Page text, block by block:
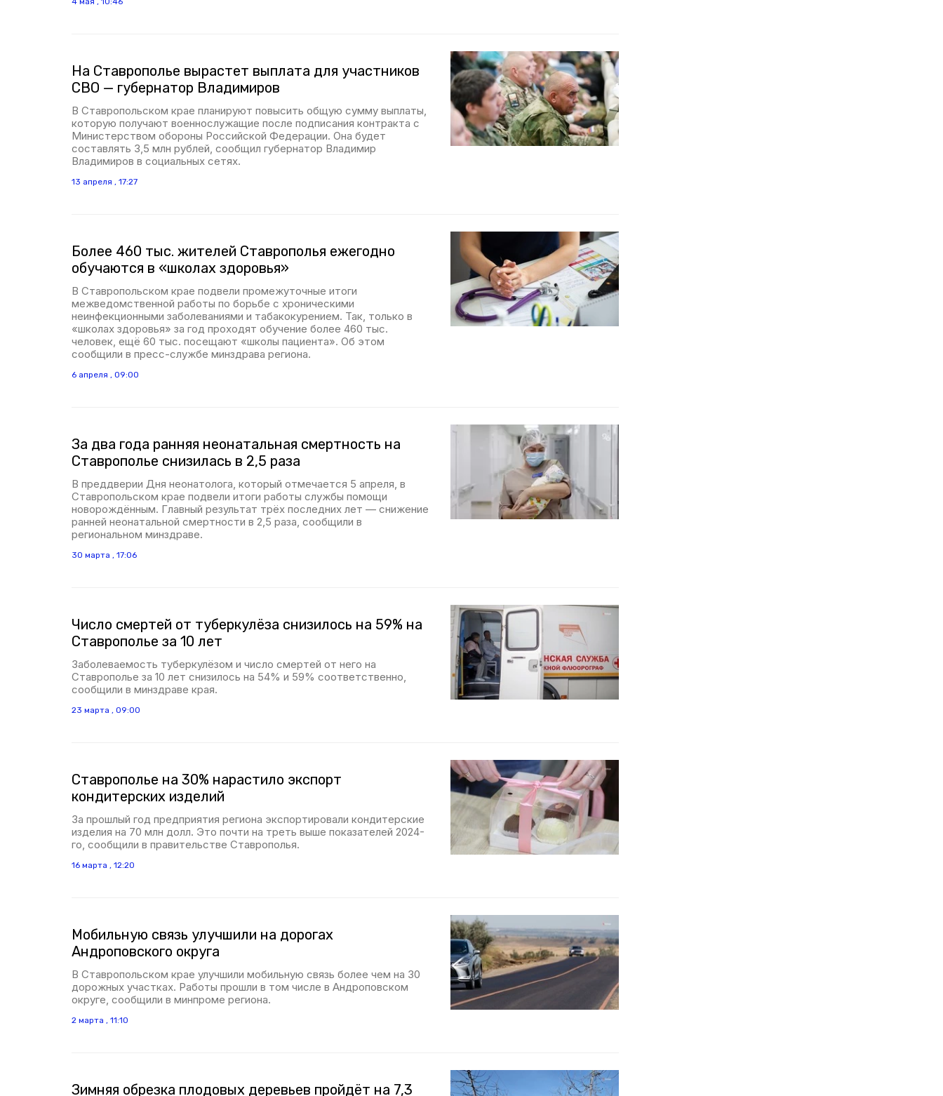
На Ставрополье вырастет выплата для участников
СВО — губернатор Владимиров
В Ставропольском крае планируют повысить общую сумму выплаты,
которую получают военнослужащие после подписания контракта с
Министерством обороны Российской Федерации. Она будет
составлять 3,5 млн рублей, сообщил губернатор Владимир
Владимиров в социальных сетях.
13 апреля , 17:27
Более 460 тыс. жителей Ставрополья ежегодно
обучаются в «школах здоровья»
В Ставропольском крае подвели промежуточные итоги
межведомственной работы по борьбе с хроническими
неинфекционными заболеваниями и табакокурением. Так, только в
«школах здоровья» за год проходят обучение более 460 тыс.
человек, ещё 60 тыс. посещают «школы пациента». Об этом
сообщили в пресс-службе минздрава региона.
6 апреля , 09:00
За два года ранняя неонатальная смертность на
Ставрополье снизилась в 2,5 раза
В преддверии Дня неонатолога, который отмечается 5 апреля, в
Ставропольском крае подвели итоги работы службы помощи
новорождённым. Главный результат трёх последних лет — снижение
ранней неонатальной смертности в 2,5 раза, сообщили в
региональном минздраве.
30 марта , 17:06
Число смертей от туберкулёза снизилось на 59% на
Ставрополье за 10 лет
Заболеваемость туберкулёзом и число смертей от него на
Ставрополье за 10 лет снизилось на 54% и 59% соответственно,
сообщили в минздраве края.
23 марта , 09:00
Ставрополье на 30% нарастило экспорт
кондитерских изделий
За прошлый год предприятия региона экспортировали кондитерские
изделия на 70 млн долл. Это почти на треть выше показателей 2024-
го, сообщили в правительстве Ставрополья.
16 марта , 12:20
Мобильную связь улучшили на дорогах
Андроповского округа
В Ставропольском крае улучшили мобильную связь более чем на 30
дорожных участках. Работы прошли в том числе в Андроповском
округе, сообщили в минпроме региона.
2 марта , 11:10
Зимняя обрезка плодовых деревьев пройдёт на 7,3